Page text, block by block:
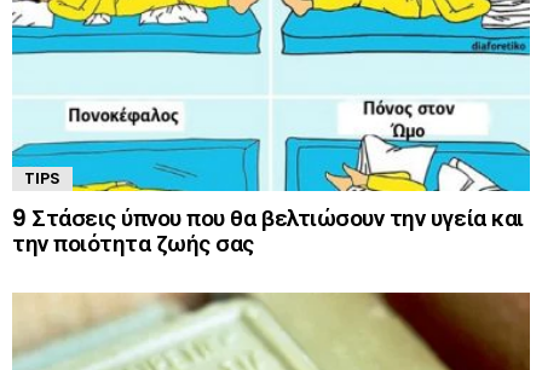
TIPS
9 Στάσεις ύπνου που θα βελτιώσουν την υγεία και
την ποιότητα ζωής σας